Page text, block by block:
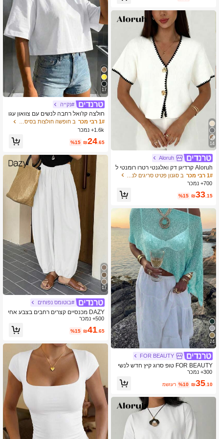
14
Aloruh
Aloruh קרדיגן דק ואלגנטי רטרו רומנטי ל
נשים עם רקמת שן כלבים
1# רבי מכר
700+ נמכר
₪33.15
%15
24
FOR BEAUTY
FOR BEAUTY טופ סרוג קיץ חדש לנשי
ם, סגנון יומיומי, צבע ירוק בהיר חלק, כיסו
י כתפיים רחב, סגנון בוהמי, מתאים לחוף
וחופשה, לבוש ריזורט
300+ נמכר
₪35.10
%10 משוער
17
#נקייה
חולצה קז'ואל רחבה לנשים עם צוואון עגו
ל ושרוול קצר, לבן, קיץ
1# רבי מכר
1.6k+ נמכר
₪24.65
%15
17
#בוטומס נפוחים
DAZY מכנסיים קצרים רחבים בצבע אחי
ד לנשים, מכנסי קיץ קז'ואל דקים
500+ נמכר
₪41.65
%15